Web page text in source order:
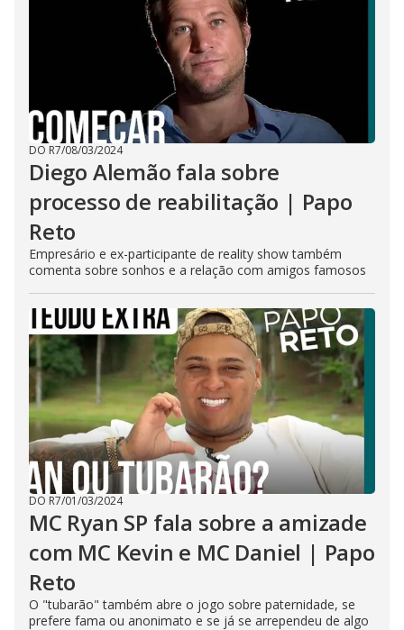
DO R7/08/03/2024
Diego Alemão fala sobre
processo de reabilitação | Papo
Reto
Empresário e ex-participante de reality show também
comenta sobre sonhos e a relação com amigos famosos
DO R7/01/03/2024
MC Ryan SP fala sobre a amizade
com MC Kevin e MC Daniel | Papo
Reto
O "tubarão" também abre o jogo sobre paternidade, se
prefere fama ou anonimato e se já se arrependeu de algo